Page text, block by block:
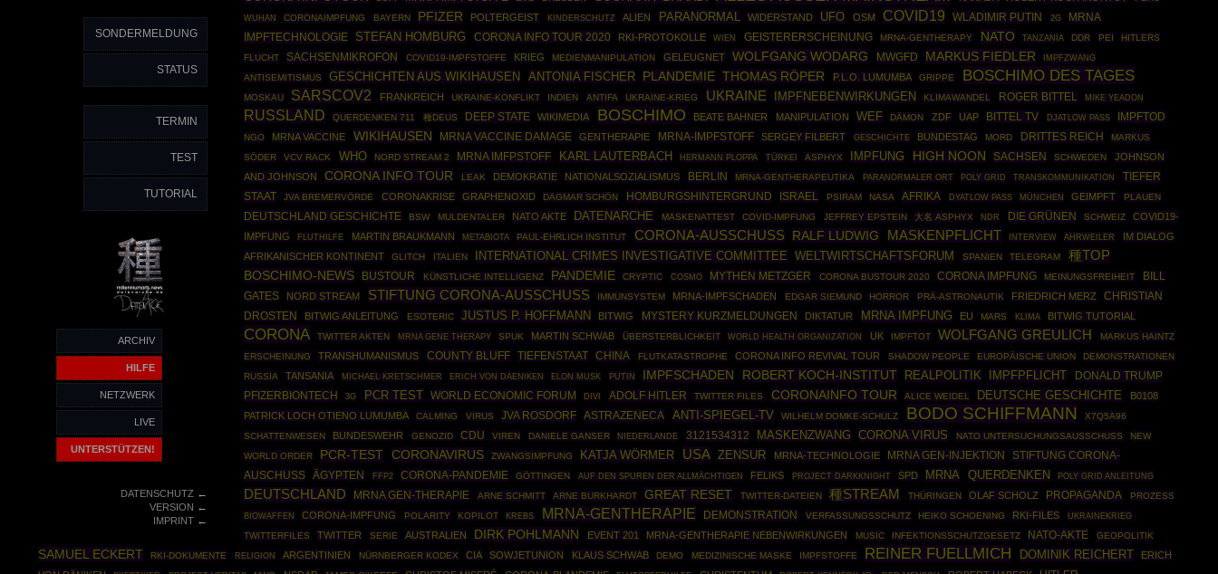
SONDERMELDUNG
STATUS
TERMIN
TEST
TUTORIAL
ARCHIV
HILFE
NETZWERK
LIVE
UNTERSTÜTZEN!
DATENSCHUTZ←
VERSION ←
IMPRINT←
WUHAN CORONAIMPFUNG BAYERN PFIZER POLTERGEIST KINDERSCHUTZ ALIEN PARANORMAL WIDERSTAND UFO OSM COVID19 WLADIMIR PUTIN 2G
MRNA
IMPFTECHNOLOGIE
STEFAN HOMBURG CORONA INFO TOUR 2020 RKI-PROTOKOLLE WIEN GEISTERERSCHEINUNG MRNA-GENTHERAPY NATO TANZANIA DDR PEI
HITLERS
FLUCHT
SACHSENMIKROFON COVID19-IMPFSTOFFE KRIEG MEDIENMANIPULATION GELEUGNET WOLFGANG WODARG MWGFD MARKUS FIEDLER
IMPFZWANG
ANTISEMITISMUS
GESCHICHTEN AUS WIKIHAUSEN ANTONIA FISCHER PLANDEMIE THOMAS RÖPER P.L.O. LUMUMBA GRIPPE BOSCHIMO DES TAGES
MOSKAU SARSCOV2 FRANKREICH UKRAINE-KONFLIKT INDIEN ANTIFA UKRAINE-KRIEG UKRAINE IMPFNEBENWIRKUNGEN KLIMAWANDEL ROGER BITTEL MIKE YEADON
RUSSLAND QUERDENKEN 711 種DEUS DEEP STATE WIKIMEDIA BOSCHIMO BEATE BAHNER MANIPULATION WEF DÄMON ZDF UAP BITTEL TV DJATLOW PASS IMPFTOD
NGO MRNA VACCINE WIKIHAUSEN MRNA VACCINE DAMAGE GENTHERAPIE MRNA-IMPFSTOFF SERGEY FILBERT GESCHICHTE BUNDESTAG MORD DRITTES REICH
MARKUS
SÖDER
VCV RACK WHO NORD STREAM 2 MRNA IMFPSTOFF KARL LAUTERBACH HERMANN PLOPPA TÜRKEI ASPHYX IMPFUNG HIGH NOON SACHSEN SCHWEDEN
JOHNSON
AND JOHNSON
CORONA INFO TOUR LEAK DEMOKRATIE NATIONALSOZIALISMUS BERLIN MRNA-GENTHERAPEUTIKA PARANORMALER ORT POLY GRID TRANSKOMMUNIKATION
TIEFER
STAAT
JVA BREMERVÖRDE CORONAKRISE GRAPHENOXID DAGMAR SCHÖN HOMBURGSHINTERGRUND ISRAEL PSIRAM NASA AFRIKA DYATLOW PASS MÜNCHEN GEIMPFT PLAUEN
DEUTSCHLAND GESCHICHTE BSW MULDENTALER NATO AKTE DATENARCHE MASKENATTEST COVID-IMPFUNG JEFFREY EPSTEIN 大名 ASPHYX NDR DIE GRÜNEN SCHWEIZ
COVID19-
IMPFUNG
FLUTHILFE MARTIN BRAUKMANN METABIOTA PAUL-EHRLICH INSTITUT CORONA-AUSSCHUSS RALF LUDWIG MASKENPFLICHT INTERVIEW AHRWEILER
IM DIALOG
AFRIKANISCHER KONTINENT
GLITCH ITALIEN INTERNATIONAL CRIMES INVESTIGATIVE COMMITTEE WELTWIRTSCHAFTSFORUM SPANIEN TELEGRAM
種TOP
BOSCHIMO-NEWS
BUSTOUR KÜNSTLICHE INTELLIGENZ PANDEMIE CRYPTIC COSMO MYTHEN METZGER CORONA BUSTOUR 2020 CORONA IMPFUNG MEINUNGSFREIHEIT
BILL
GATES
NORD STREAM STIFTUNG CORONA-AUSSCHUSS IMMUNSYSTEM MRNA-IMPFSCHADEN EDGAR SIEMUND HORROR PRÄ-ASTRONAUTIK FRIEDRICH MERZ
CHRISTIAN
DROSTEN
BITWIG ANLEITUNG ESOTERIC JUSTUS P. HOFFMANN BITWIG MYSTERY KURZMELDUNGEN DIKTATUR MRNA IMPFUNG EU MARS KLIMA BITWIG TUTORIAL
CORONA TWITTER AKTEN MRNA GENE THERAPY SPUK MARTIN SCHWAB ÜBERSTERBLICHKEIT WORLD HEALTH ORGANIZATION UK IMPFTOT WOLFGANG GREULICH
MARKUS HAINTZ
ERSCHEINUNG
TRANSHUMANISMUS COUNTY BLUFF TIEFENSTAAT CHINA FLUTKATASTROPHE CORONA INFO REVIVAL TOUR SHADOW PEOPLE EUROPÄISCHE UNION
DEMONSTRATIONEN
RUSSIA
TANSANIA MICHAEL KRETSCHMER ERICH VON DAENIKEN ELON MUSK PUTIN IMPFSCHADEN ROBERT KOCH-INSTITUT REALPOLITIK IMPFPFLICHT
DONALD TRUMP
PFIZERBIONTECH
3G PCR TEST WORLD ECONOMIC FORUM DIVI ADOLF HITLER TWITTER FILES CORONAINFO TOUR ALICE WEIDEL DEUTSCHE GESCHICHTE
B0108
PATRICK LOCH OTIENO LUMUMBA
CALMING VIRUS JVA ROSDORF ASTRAZENECA ANTI-SPIEGEL-TV WILHELM DOMKE-SCHULZ BODO SCHIFFMANN
X7Q5A96
SCHATTENWESEN
BUNDESWEHR GENOZID CDU VIREN DANIELE GANSER NIEDERLANDE 3121534312 MASKENZWANG CORONA VIRUS NATO UNTERSUCHUNGSAUSSCHUSS
NEW
WORLD ORDER
PCR-TEST CORONAVIRUS ZWANGSIMPFUNG KATJA WÖRMER USA ZENSUR MRNA-TECHNOLOGIE MRNA GEN-INJEKTION
STIFTUNG CORONA-
AUSCHUSS
ÄGYPTEN FFP2 CORONA-PANDEMIE GÖTTINGEN AUF DEN SPUREN DER ALLMÄCHTIGEN FELIKS PROJECT DARKKNIGHT SPD MRNA QUERDENKEN POLY GRID ANLEITUNG
DEUTSCHLAND MRNA GEN-THERAPIE ARNE SCHMITT ARNE BURKHARDT GREAT RESET TWITTER-DATEIEN 種STREAM THÜRINGEN OLAF SCHOLZ PROPAGANDA
PROZESS
BIOWAFFEN
CORONA-IMPFUNG POLARITY KOPILOT KREBS MRNA-GENTHERAPIE DEMONSTRATION VERFASSUNGSSCHUTZ HEIKO SCHOENING RKI-FILES
UKRAINEKRIEG
TWITTERFILES
TWITTER SERIE AUSTRALIEN DIRK POHLMANN EVENT 201 MRNA-GENTHERAPIE NEBENWIRKUNGEN MUSIC INFEKTIONSSCHUTZGESETZ NATO-AKTE GEOPOLITIK
SAMUEL ECKERT RKI-DOKUMENTE RELIGION ARGENTINIEN NÜRNBERGER KODEX CIA SOWJETUNION KLAUS SCHWAB DEMO MEDIZINISCHE MASKE IMPFSTOFFE REINER FUELLMICH DOMINIK REICHERT
ERICH